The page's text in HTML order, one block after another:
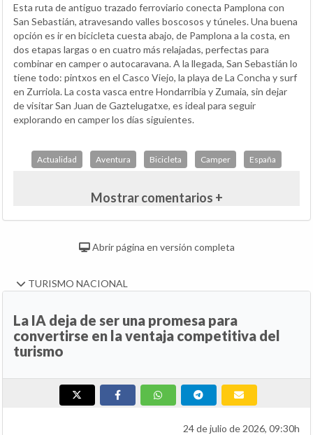
Esta ruta de antiguo trazado ferroviario conecta Pamplona con
San Sebastián, atravesando valles boscosos y túneles. Una buena
opción es ir en bicicleta cuesta abajo, de Pamplona a la costa, en
dos etapas largas o en cuatro más relajadas, perfectas para
combinar en camper o autocaravana. A la llegada, San Sebastián lo
tiene todo: pintxos en el Casco Viejo, la playa de La Concha y surf
en Zurriola. La costa vasca entre Hondarribia y Zumaia, sin dejar
de visitar San Juan de Gaztelugatxe, es ideal para seguir
explorando en camper los días siguientes.
Actualidad Aventura Bicicleta Camper España
Mostrar comentarios +
Abrir página en versión completa
TURISMO NACIONAL
La IA deja de ser una promesa para
convertirse en la ventaja competitiva del
turismo
24 de julio de 2026, 09:30h